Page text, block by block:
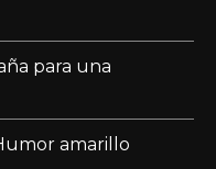
para una
amarillo